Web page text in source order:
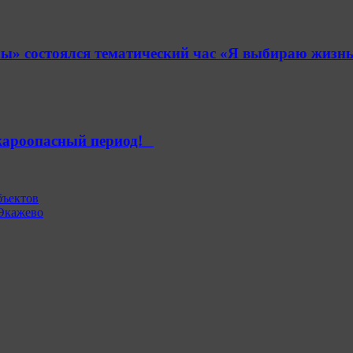
тематический час «Я выбираю
период!⁣⁣⠀